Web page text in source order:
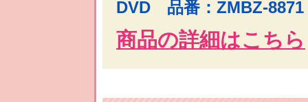
DVD 品番：ZMBZ-
商品の詳細はこちら